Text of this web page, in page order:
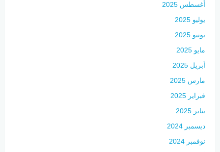
أغسطس 2025
يوليو 2025
يونيو 2025
مايو 2025
أبريل 2025
مارس 2025
فبراير 2025
يناير 2025
ديسمبر 2024
نوفمبر 2024